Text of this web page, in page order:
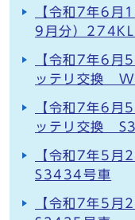
【令和7年6月
9月分）274KL
【令和7年6月
ッテリ交換
【令和7年6月
ッテリ交換
【令和7年5月
S3434号車
【令和7年5月